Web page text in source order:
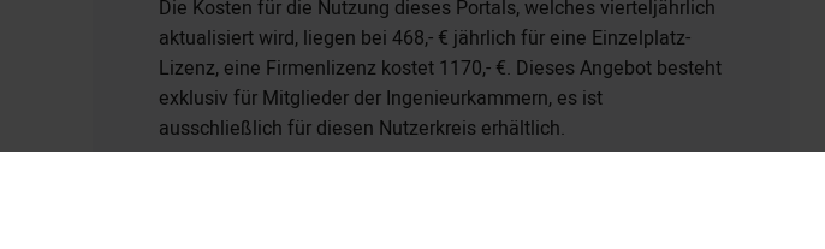
Die Kosten für die Nutzung dieses Portals, welches vierteljährlich
aktualisiert wird, liegen bei 468,- € jährlich für eine Einzelplatz-
Lizenz, eine Firmenlizenz kostet 1170,- €. Dieses Angebot besteht
exklusiv für Mitglieder der Ingenieurkammern, es ist
ausschließlich für diesen Nutzerkreis erhältlich.